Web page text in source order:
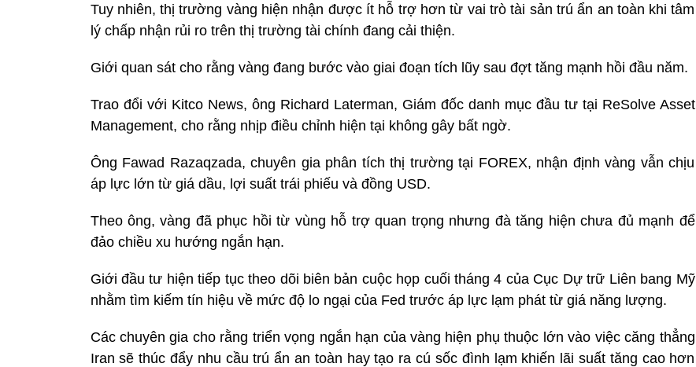
Tuy nhiên, thị trường vàng hiện nhận được ít hỗ trợ hơn từ vai trò tài sản trú ẩn an toàn khi tâm
lý chấp nhận rủi ro trên thị trường tài chính đang cải thiện.
Giới quan sát cho rằng vàng đang bước vào giai đoạn tích lũy sau đợt tăng mạnh hồi đầu năm.
Trao đổi với Kitco News, ông Richard Laterman, Giám đốc danh mục đầu tư tại ReSolve Asset
Management, cho rằng nhịp điều chỉnh hiện tại không gây bất ngờ.
Ông Fawad Razaqzada, chuyên gia phân tích thị trường tại FOREX, nhận định vàng vẫn chịu
áp lực lớn từ giá dầu, lợi suất trái phiếu và đồng USD.
Theo ông, vàng đã phục hồi từ vùng hỗ trợ quan trọng nhưng đà tăng hiện chưa đủ mạnh để
đảo chiều xu hướng ngắn hạn.
Giới đầu tư hiện tiếp tục theo dõi biên bản cuộc họp cuối tháng 4 của Cục Dự trữ Liên bang Mỹ
nhằm tìm kiếm tín hiệu về mức độ lo ngại của Fed trước áp lực lạm phát từ giá năng lượng.
Các chuyên gia cho rằng triển vọng ngắn hạn của vàng hiện phụ thuộc lớn vào việc căng thẳng
Iran sẽ thúc đẩy nhu cầu trú ẩn an toàn hay tạo ra cú sốc đình lạm khiến lãi suất tăng cao hơn